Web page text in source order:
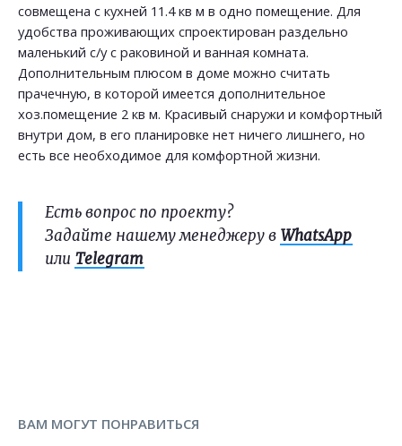
совмещена с кухней 11.4 кв м в одно помещение. Для
удобства проживающих спроектирован раздельно
маленький с/у с раковиной и ванная комната.
Дополнительным плюсом в доме можно считать
прачечную, в которой имеется дополнительное
хоз.помещение 2 кв м. Красивый снаружи и комфортный
внутри дом, в его планировке нет ничего лишнего, но
есть все необходимое для комфортной жизни.
Есть вопрос по проекту?
Задайте нашему менеджеру в WhatsApp
или Telegram
ВАМ МОГУТ ПОНРАВИТЬСЯ